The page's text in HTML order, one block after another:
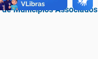
Municípios Associados